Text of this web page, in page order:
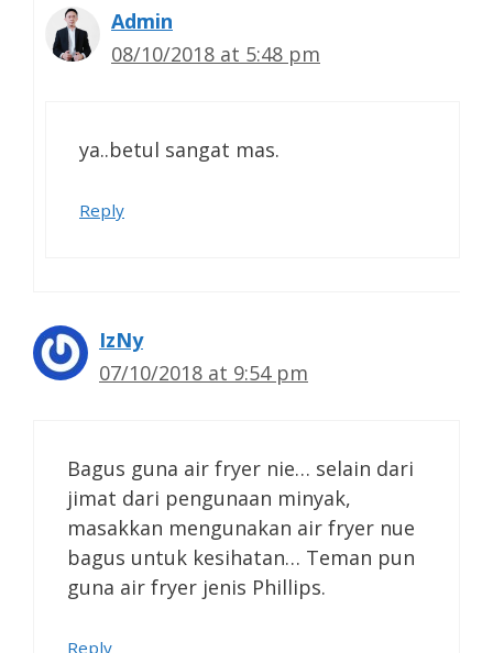
Admin
08/10/2018 at 5:48 pm
ya..betul sangat mas.
Reply
IzNy
07/10/2018 at 9:54 pm
Bagus guna air fryer nie… selain dari
jimat dari pengunaan minyak,
masakkan mengunakan air fryer nue
bagus untuk kesihatan… Teman pun
guna air fryer jenis Phillips.
Reply